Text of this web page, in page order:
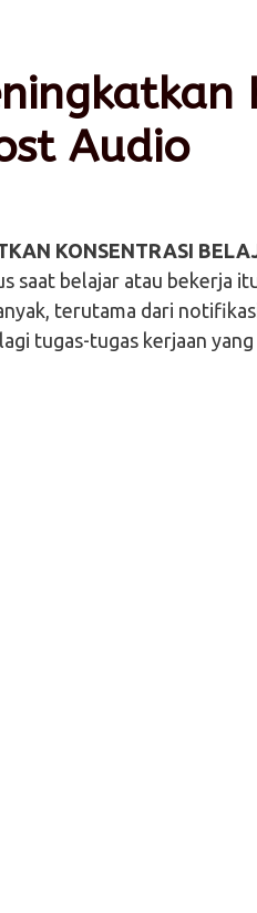
Audio
KONSENTRASI
saat belajar atau bekerja
terutama dari
tugas-tugas kerjaan